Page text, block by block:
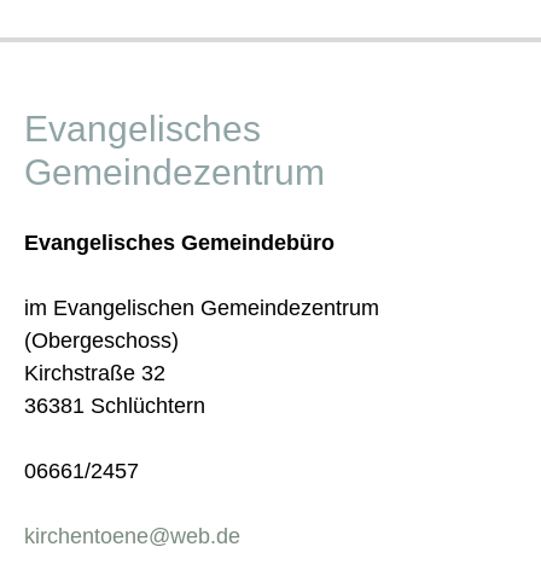
Evangelisches
Gemeindezentrum
Evangelisches Gemeindebüro
im Evangelischen Gemeindezentrum
(Obergeschoss)
Kirchstraße 32
36381 Schlüchtern
06661/2457
kirchentoene@web.de